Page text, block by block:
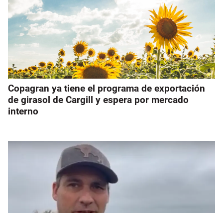
Copagran ya tiene el programa de exportación
de girasol de Cargill y espera por mercado
interno